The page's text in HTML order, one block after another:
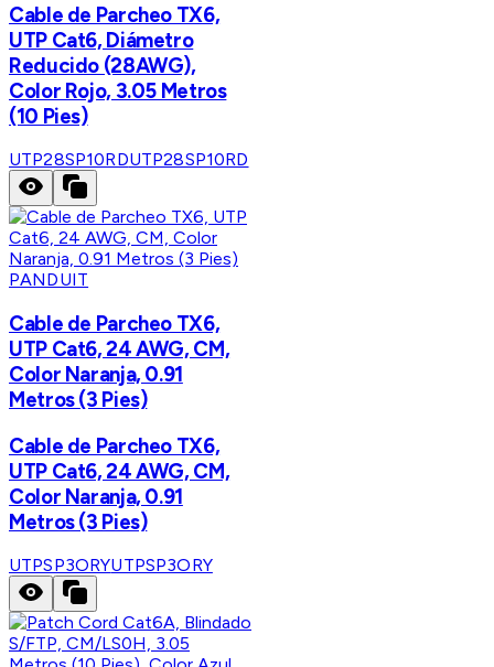
Cable de Parcheo TX6,
UTP Cat6, Diámetro
Reducido (28AWG),
Color Rojo, 3.05 Metros
(10 Pies)
UTP28SP10RDUTP28SP10RD
PANDUIT
Cable de Parcheo TX6,
UTP Cat6, 24 AWG, CM,
Color Naranja, 0.91
Metros (3 Pies)
Cable de Parcheo TX6,
UTP Cat6, 24 AWG, CM,
Color Naranja, 0.91
Metros (3 Pies)
UTPSP3ORYUTPSP3ORY